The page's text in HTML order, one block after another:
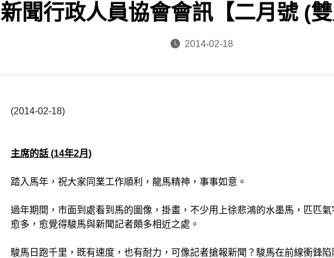
新聞行政人員協會會訊【二月號 (
2014-02-18
(2014-02-18)
主席的話 (14年2月 )
踏入馬年，祝大家同業工作順利，龍馬精神，事事如意。
過年期間，市面到處看到馬的圖像，掛畫，不少用上徐悲鴻的水墨馬，匹匹
愈多，愈覺得駿馬與新聞記者頗多相近之處。
駿馬日跑千里，既有速度，也有耐力，可像記者搶報新聞？駿馬在前線衝鋒